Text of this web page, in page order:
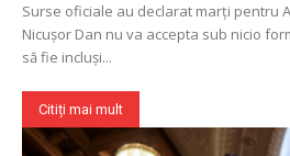
Surse oficiale au declarat marți pentru
Nicușor Dan nu va accepta sub nicio
să fie incluși...
Citiți mai mult